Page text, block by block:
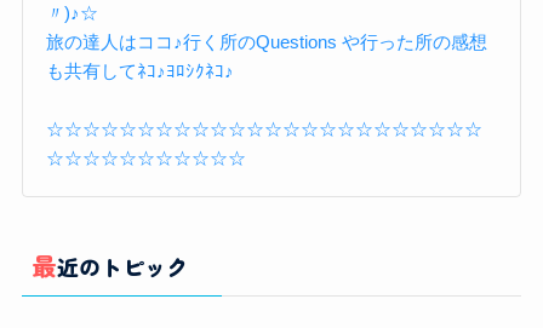
〃)♪☆
旅の達人はココ♪行く所のQuestions や行った所の感想
も共有してﾈｺ♪ﾖﾛｼｸﾈｺ♪
☆☆☆☆☆☆☆☆☆☆☆☆☆☆☆☆☆☆☆☆☆☆☆☆
☆☆☆☆☆☆☆☆☆☆☆
最近のトピック